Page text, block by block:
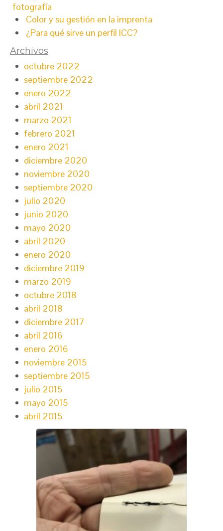
fotografía
Color y su gestión en la imprenta
¿Para qué sirve un perfil ICC?
Archivos
octubre 2022
septiembre 2022
enero 2022
abril 2021
marzo 2021
febrero 2021
enero 2021
diciembre 2020
noviembre 2020
septiembre 2020
julio 2020
junio 2020
mayo 2020
abril 2020
enero 2020
diciembre 2019
marzo 2019
octubre 2018
abril 2018
diciembre 2017
abril 2016
enero 2016
noviembre 2015
septiembre 2015
julio 2015
mayo 2015
abril 2015